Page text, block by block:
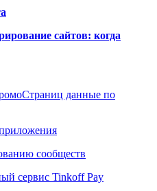
сайтов: когда
данные по
сообществ
сервис Tinkoff Pay